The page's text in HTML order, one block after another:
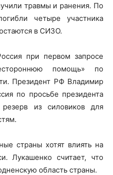
травмы и ранения. По
четыре участника
в СИЗО.
при первом запросе
помощь» по
Президент РФ Владимир
по просьбе президента
из силовиков для
страны хотят влиять на
Лукашенко считает, что
область страны.